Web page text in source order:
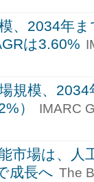
、2034年
は3.60%
規模、
）
IMARC
市場は、人
成長へ The